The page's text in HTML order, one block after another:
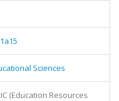
Sciences
(Education Resources